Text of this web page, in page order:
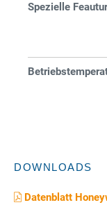
Spezielle
DOWNLOADS
Datenblatt